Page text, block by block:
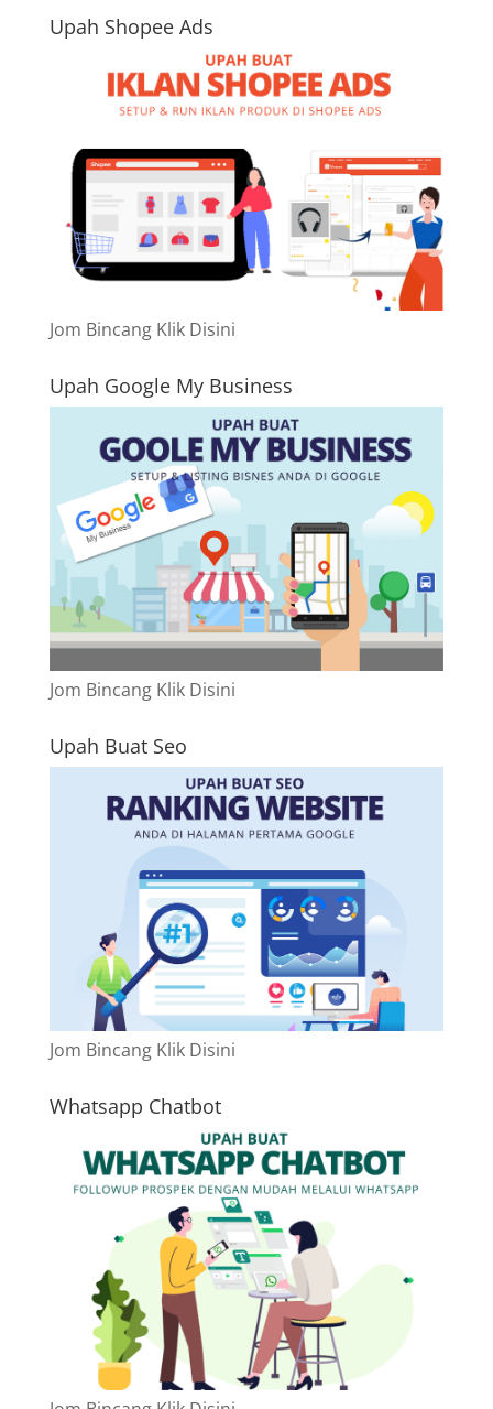
Upah Shopee Ads
Jom Bincang Klik Disini
Upah Google My Business
Jom Bincang Klik Disini
Upah Buat Seo
Jom Bincang Klik Disini
Whatsapp Chatbot